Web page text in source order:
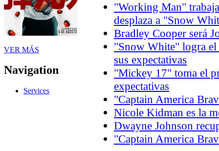
VER MÁS
Navigation
Services
"Working Man"
desplaza a "Snow
Bradley Cooper será
"Snow White" logra
sus expectativas
"Mickey 17" toma el
expectativas
"Captain America
Nicole Kidman es la
Dwayne Johnson
"Captain America